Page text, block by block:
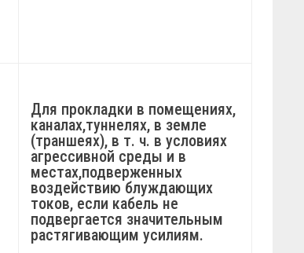
Для прокладки в помещениях,
каналах,туннелях, в земле
(траншеях), в т. ч. в условиях
агрессивной среды и в
местах,подверженных
воздействию блуждающих
токов, если кабель не
подвергается значительным
растягивающим усилиям.